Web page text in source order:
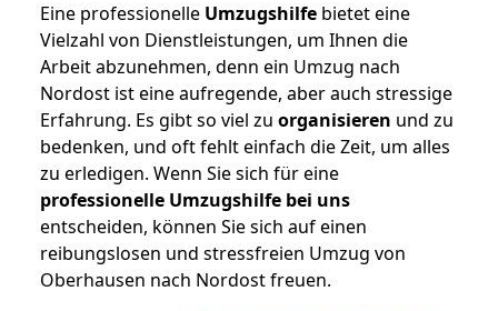
Eine professionelle Umzugshilfe bietet eine
Vielzahl von Dienstleistungen, um Ihnen die
Arbeit abzunehmen, denn ein Umzug nach
Nordost ist eine aufregende, aber auch stressige
Erfahrung. Es gibt so viel zu organisieren und zu
bedenken, und oft fehlt einfach die Zeit, um alles
zu erledigen. Wenn Sie sich für eine
professionelle Umzugshilfe bei uns
entscheiden, können Sie sich auf einen
reibungslosen und stressfreien Umzug von
Oberhausen nach Nordost freuen.